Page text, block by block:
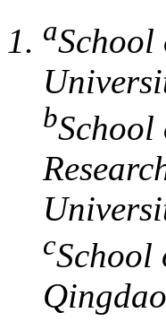
aSchool
bSchool
cSchool